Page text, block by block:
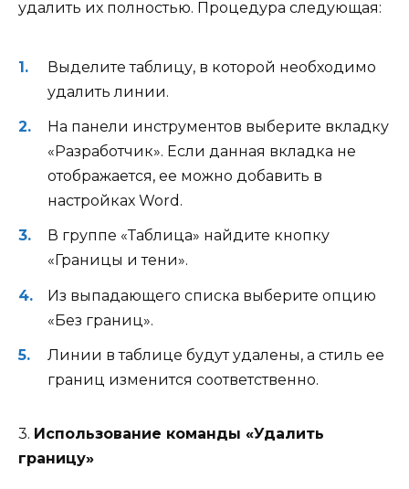
удалить их полностью. Процедура следующая:
Выделите таблицу, в которой необходимо
удалить линии.
На панели инструментов выберите вкладку
«Разработчик». Если данная вкладка не
отображается, ее можно добавить в
настройках Word.
В группе «Таблица» найдите кнопку
«Границы и тени».
Из выпадающего списка выберите опцию
«Без границ».
Линии в таблице будут удалены, а стиль ее
границ изменится соответственно.
3. Использование команды «Удалить
границу»